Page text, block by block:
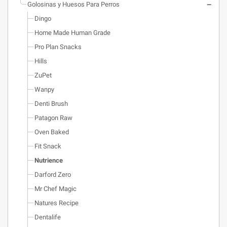
Golosinas y Huesos Para Perros
Dingo
Home Made Human Grade
Pro Plan Snacks
Hills
ZuPet
Wanpy
Denti Brush
Patagon Raw
Oven Baked
Fit Snack
Nutrience
Darford Zero
Mr Chef Magic
Natures Recipe
Dentalife